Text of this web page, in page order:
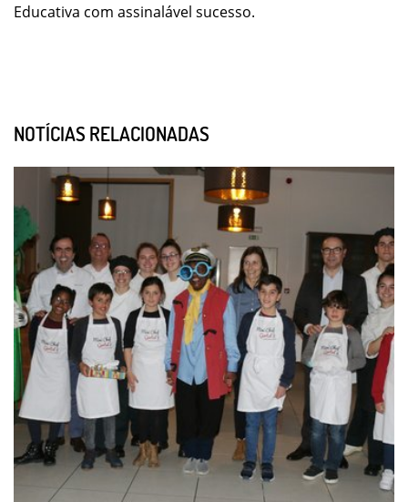
Educativa com assinalável sucesso.
NOTÍCIAS RELACIONADAS